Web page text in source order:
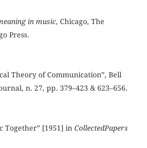
in music, Chicago, The
Press.
Theory of Communication”, Bell
n. 27, pp. 379–423 & 623–656.
Together” [1951] inCollectedPapers